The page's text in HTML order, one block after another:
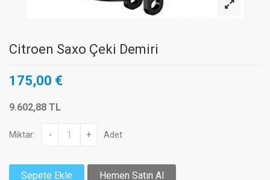
Citroen Saxo Çeki Demiri
175,00 €
9.602,88 TL
Miktar: - + Adet
Sepete Ekle Hemen Satın Al